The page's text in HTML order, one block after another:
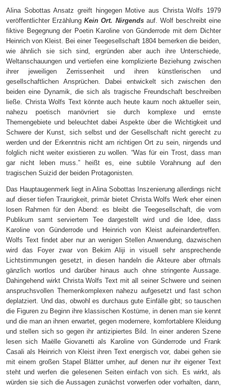
Alina Sobottas Ansatz greift hingegen Motive aus Christa Wolfs 1979
veröffentlichter ErzählungKein Ort. Nirgends auf. Wolf beschreibt eine
fiktive Begegnung der Poetin Karoline von Günderrode mit dem Dichter
Heinrich von Kleist. Bei einer Teegesellschaft 1804 bemerken die beiden,
wie ähnlich sie sich sind, ergründen aber auch ihre Unterschiede,
Weltanschauungen und vertiefen eine komplizierte Beziehung zwischen
ihrer jeweiligen Zerrissenheit und ihren künstlerischen und
gesellschaftlichen Ansprüchen. Dabei entwickelt sich zwischen den
beiden eine Dynamik, die sich als tragische Freundschaft beschreiben
ließe. Christa Wolfs Text könnte auch heute kaum noch aktueller sein,
nahezu poetisch manövriert sie durch komplexe und ernste
Themengebiete und beleuchtet dabei Aspekte über die Wichtigkeit und
Schwere der Kunst, sich selbst und der Gesellschaft nicht gerecht zu
werden und der Erkenntnis nicht am richtigen Ort zu sein, nirgends und
folglich nicht weiter existieren zu wollen. “Was für ein Trost, dass man
gar nicht leben muss.” heißt es, eine subtile Vorahnung auf den
tragischen Suizid der beiden Protagonisten.
Das Hauptaugenmerk liegt in Alina Sobottas Inszenierung allerdings nicht
auf dieser tiefen Traurigkeit, primär bietet Christa Wolfs Werk eher einen
losen Rahmen für den Abend: es bleibt die Teegesellschaft, die vom
Publikum samt serviertem Tee dargestellt wird und die Idee, dass
Karoline von Günderrode und Heinrich von Kleist aufeinandertreffen.
Wolfs Text findet aber nur an wenigen Stellen Anwendung, dazwischen
wird das Foyer zwar von Bekim Aliji in visuell sehr ansprechende
Lichtstimmungen gesetzt, in diesen handeln die Akteure aber oftmals
gänzlich wortlos und darüber hinaus auch ohne stringente Aussage.
Dahingehend wirkt Christa Wolfs Text mit all seiner Schwere und seinen
anspruchsvollen Themenkomplexen nahezu aufgesetzt und fast schon
deplatziert. Und das, obwohl es durchaus gute Einfälle gibt; so tauschen
die Figuren zu Beginn ihre klassischen Kostüme, in denen man sie kennt
und die man an ihnen erwartet, gegen modernere, komfortablere Kleidung
und stellen sich so gegen ihr antizipiertes Bild. In einer anderen Szene
lesen sich Maëlle Giovanetti als Karoline von Günderrode und Frank
Casali als Heinrich von Kleist ihren Text energisch vor, dabei gehen sie
mit einem großen Stapel Blätter umher, auf denen nur ihr eigener Text
steht und werfen die gelesenen Seiten einfach von sich. Es wirkt, als
würden sie sich die Aussagen zunächst vorwerfen oder vorhalten, dann,